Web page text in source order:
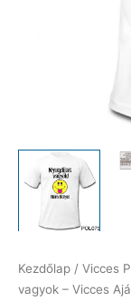
Kezdőlap / Vicces
vagyok – Vicces